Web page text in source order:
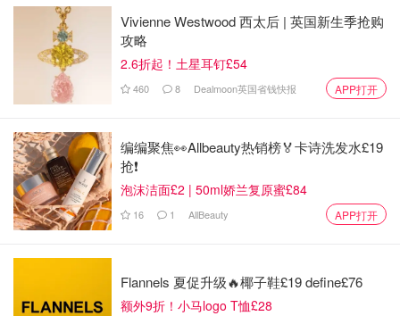
Vivienne Westwood 西太后 | 英国新生季抢购
攻略
2.6折起！土星耳钉£54
460 8 Dealmoon英国省钱快报 APP打开
编编聚焦👀Allbeauty热销榜🏅卡诗洗发水£19
抢❗
泡沫洁面£2 | 50ml娇兰复原蜜£84
16 1 AllBeauty APP打开
Flannels 夏促升级🔥椰子鞋£19 define£76
额外9折！小马logo T恤£28